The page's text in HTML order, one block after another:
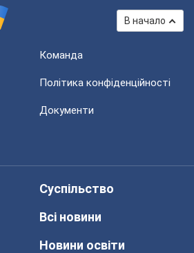
В начало
Команда
Політика конфіденційності
Документи
Суспільство
Всі новини
Новини освіти